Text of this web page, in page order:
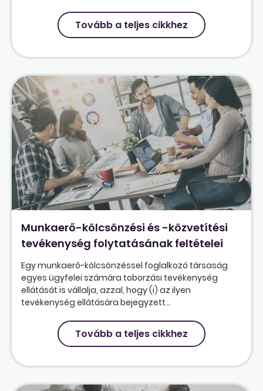
Tovább a teljes cikkhez
Munkaerő-kölcsönzési és -közvetítési
tevékenység folytatásának feltételei
Egy munkaerő-kölcsönzéssel foglalkozó társaság
egyes ügyfelei számára toborzási tevékenység
ellátását is vállalja, azzal, hogy (i) az ilyen
tevékenység ellátására bejegyzett...
Tovább a teljes cikkhez